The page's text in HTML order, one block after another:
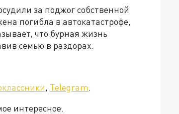
за поджог собственной
погибла в автокатастрофе,
что бурная жизнь
семью в раздорах.
, Telegram.
интересное.